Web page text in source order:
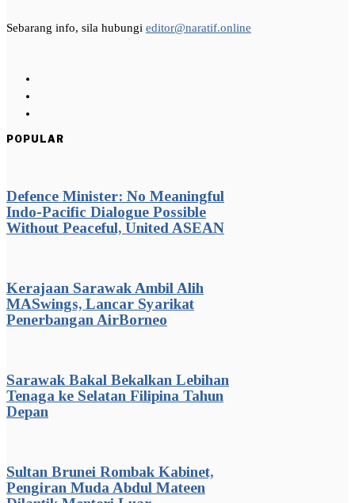
Sebarang info, sila hubungi editor@naratif.online
POPULAR
Defence Minister: No Meaningful
Indo-Pacific Dialogue Possible
Without Peaceful, United ASEAN
Kerajaan Sarawak Ambil Alih
MASwings, Lancar Syarikat
Penerbangan AirBorneo
Sarawak Bakal Bekalkan Lebihan
Tenaga ke Selatan Filipina Tahun
Depan
Sultan Brunei Rombak Kabinet,
Pengiran Muda Abdul Mateen